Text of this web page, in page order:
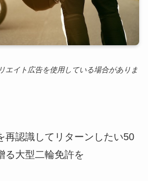
エイト広告を使用している場合がありま
再認識してリターンしたい50
る大型二輪免許を